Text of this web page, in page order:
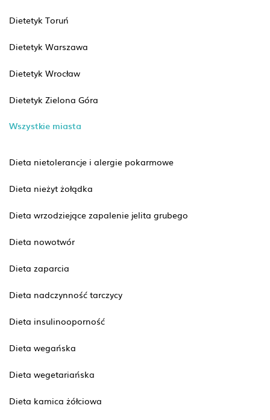
Dietetyk Toruń
Dietetyk Warszawa
Dietetyk Wrocław
Dietetyk Zielona Góra
Wszystkie miasta
Dieta nietolerancje i alergie pokarmowe
Dieta nieżyt żołądka
Dieta wrzodziejące zapalenie jelita grubego
Dieta nowotwór
Dieta zaparcia
Dieta nadczynność tarczycy
Dieta insulinooporność
Dieta wegańska
Dieta wegetariańska
Dieta kamica żółciowa